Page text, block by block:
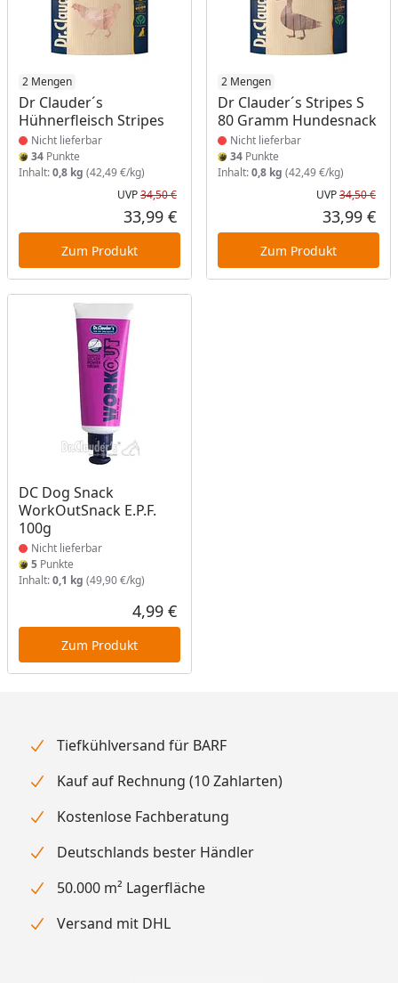
2 Mengen
Dr Clauder´s
Hühnerfleisch Stripes
Produkt nicht lieferbar
Nicht lieferbar
34 Punkte
Inhalt:0,8 kg (42,49 €/kg)
Ursprünglicher Preis
UVP34,50 €
Aktueller Preis
33,99 €
Zum Produkt
2 Mengen
Dr Clauder´s Stripes S
80 Gramm Hundesnack
Produkt nicht lieferbar
Nicht lieferbar
34Punkte
Inhalt:0,8 kg (42,49 €/kg)
UVP34,50 €
33,99 €
Zum Produkt
DC Dog Snack
WorkOutSnack E.P.F.
100g
Produkt nicht lieferbar
Nicht lieferbar
5 Punkte
Inhalt:0,1 kg (49,90 €/kg)
Aktueller Preis
4,99 €
Zum Produkt
Tiefkühlversand für BARF
Kauf auf Rechnung (10 Zahlarten)
Kostenlose Fachberatung
Deutschlands bester Händler
50.000 m² Lagerfläche
Versand mit DHL